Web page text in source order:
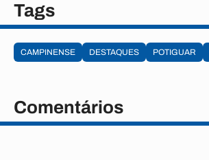
Tags
CAMPINENSE DESTAQUES POTIGUAR
Comentários